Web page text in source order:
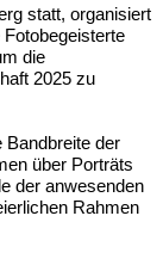
statt, organisiert
Fotobegeisterte
die
2025 zu
Bandbreite der
über Porträts
der anwesenden
Rahmen